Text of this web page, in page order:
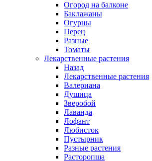
Огород на балконе
Баклажаны
Огурцы
Перец
Разные
Томаты
Лекарственные растения
Назад
Лекарственные растения
Валериана
Душица
Зверобой
Лаванда
Лофант
Любисток
Пустырник
Разные растения
Расторопша